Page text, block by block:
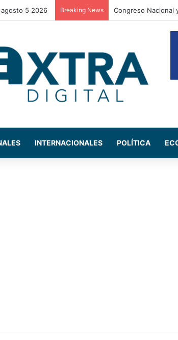
5 2026 Breaking News Congreso Nacional
INTERNACIONALES POLÍTICA